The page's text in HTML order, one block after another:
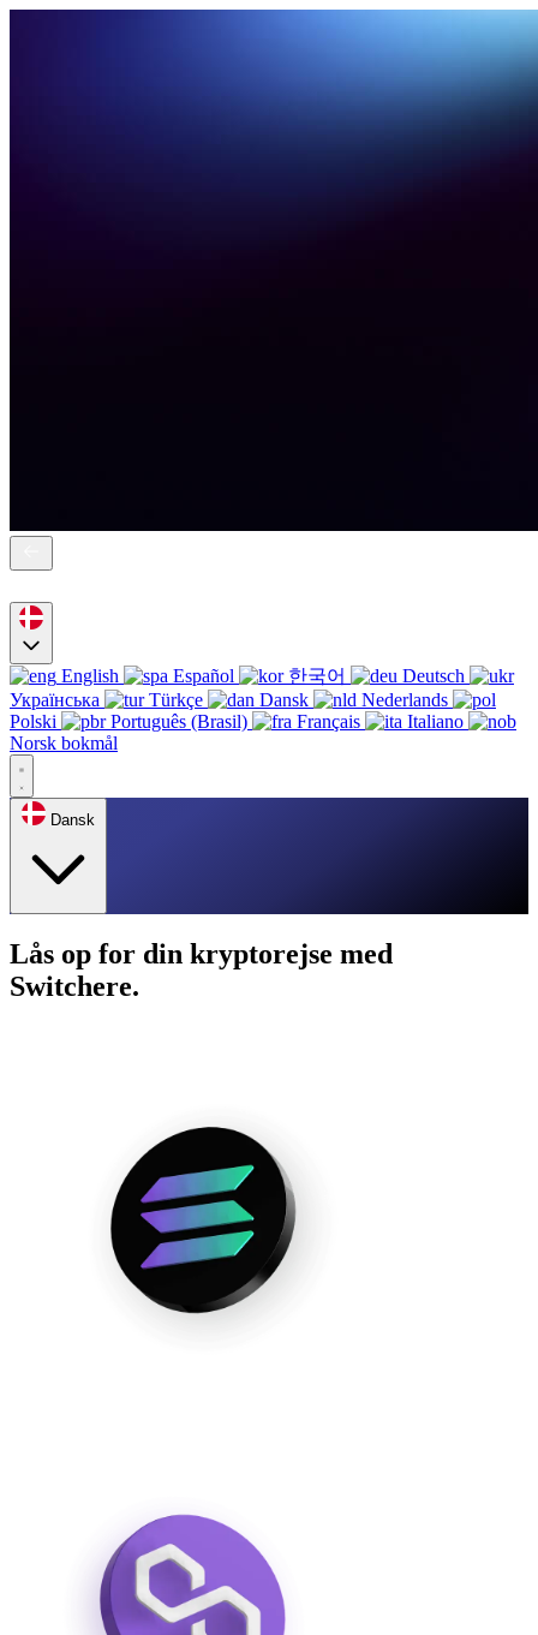
English Español 한국어
Deutsch
Українська
Türkçe Dansk
Nederlands
Polski
Português (Brasil) Français
Italiano
Norsk bokmål
Dansk
Lås op for din kryptorejse med
Switchere.